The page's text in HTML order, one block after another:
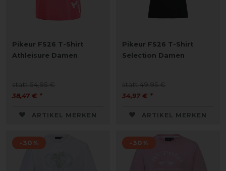
Pikeur FS26 T-Shirt
Athleisure Damen
statt 54,95 €
38,47 € *
ARTIKEL MERKEN
Pikeur FS26 T-Shirt
Selection Damen
statt 49,95 €
34,97 € *
ARTIKEL MERKEN
-30% -30%